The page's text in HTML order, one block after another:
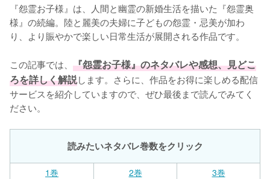
『怨霊お子様』は、人間と幽霊の新婚生活を描いた『怨霊奥
様』の続編。陸と麗美の夫婦に子どもの怨霊・忌美が加わ
り、より賑やかで楽しい日常生活が展開される作品です。
この記事では、 『怨霊お子様』のネタバレや感想、見どこ
ろを詳しく解説します。さらに、作品をお得に楽しめる配信
サービスを紹介していますので、ぜひ最後まで読んでみてく
ださい。
読みたいネタバレ巻数をクリック
1巻 2巻
3巻